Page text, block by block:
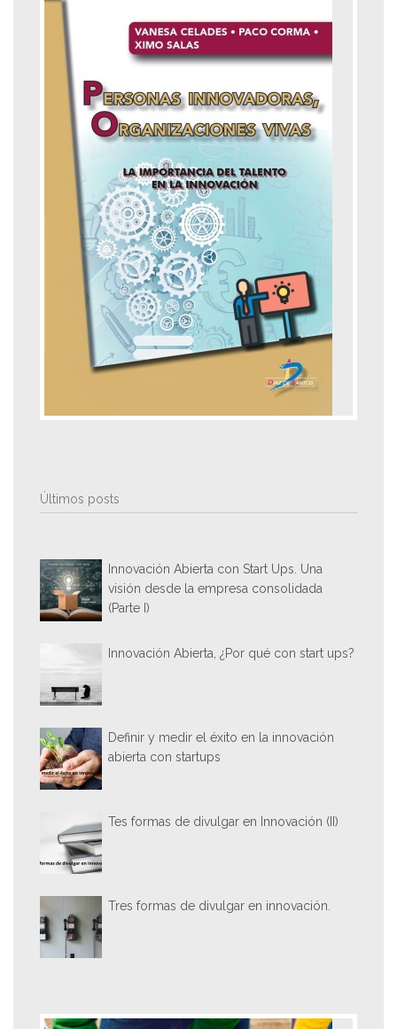
Últimos posts
Innovación Abierta con Start Ups. Una
visión desde la empresa consolidada
(Parte I)
Innovación Abierta, ¿Por qué con start ups?
Definir y medir el éxito en la innovación
abierta con startups
Tes formas de divulgar en Innovación (II)
Tres formas de divulgar en innovación.